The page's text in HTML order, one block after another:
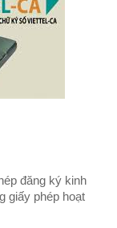
đăng ký kinh
giấy phép hoạt